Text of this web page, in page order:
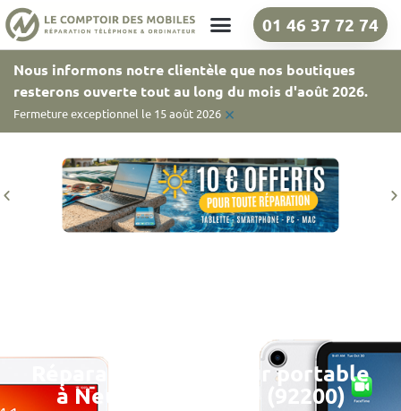
01 46 37 72 74
Nous informons notre clientèle que nos boutiques
resterons ouverte tout au long du mois d'août 2026.
Fermeture exceptionnel le 15 août 2026 ×
Réparation ordinateur portable
à Neuilly-sur-Seine (92200)